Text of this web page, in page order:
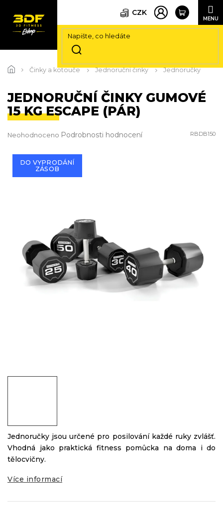
na
CZK
Činky a kotouče Jednoruční činky Jednoručky
JEDNORUČNÍ ČINKY GUMOVÉ
15 KG ESCAPE (PÁR)
RBDB150
Průměrné
produktu
Neohodnoceno Podrobnosti hodnocení
DO VYPRODÁNÍ
ZÁSOB
Jednoručky jsou určené pro posilování každé ruky zvlášť.
Vhodná jako praktická fitness pomůcka na doma i do
tělocvičny.
Více informací